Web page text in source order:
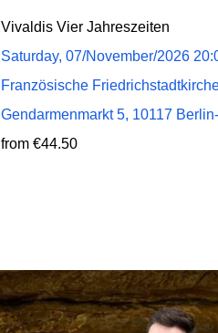
Vivaldis Vier Jahreszeiten
Saturday, 07/November/2026
Französische
Gendarmenmarkt 5, 10117
from €44.50